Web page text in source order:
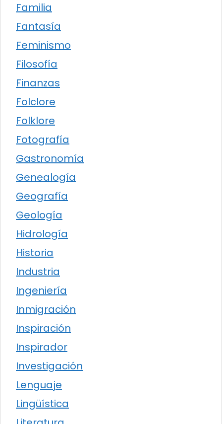
Familia
Fantasía
Feminismo
Filosofía
Finanzas
Folclore
Folklore
Fotografía
Gastronomía
Genealogía
Geografía
Geología
Hidrología
Historia
Industria
Ingeniería
Inmigración
Inspiración
Inspirador
Investigación
Lenguaje
Lingüística